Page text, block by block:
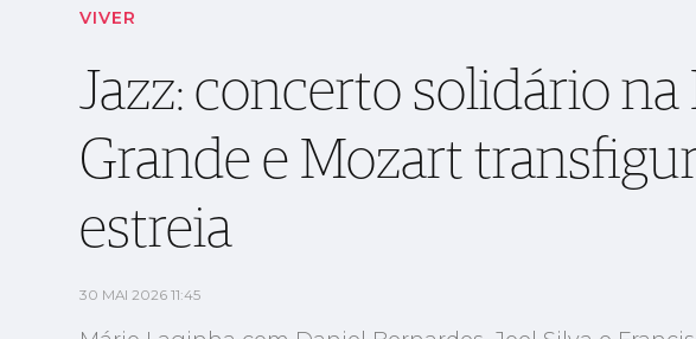
VIVER
Jazz: concerto solidário
Grande e Mozart
estreia
30 MAI 2026 11:45